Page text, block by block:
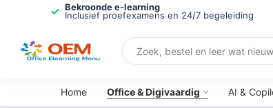
Bekroonde e-learning
Inclusief proefexamens en 24/7 begeleiding
Home Office & Digivaardig AI &